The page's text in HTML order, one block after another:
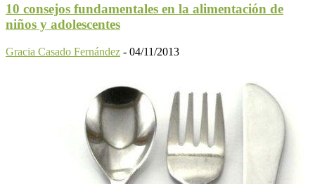
10 consejos fundamentales en la alimentación de
niños y adolescentes
Gracia Casado Fernández - 04/11/2013